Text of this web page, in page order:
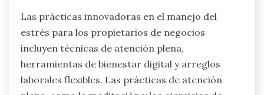
Las prácticas innovadoras en el manejo del
estrés para los propietarios de negocios
incluyen técnicas de atención plena,
herramientas de bienestar digital y arreglos
laborales flexibles. Las prácticas de atención